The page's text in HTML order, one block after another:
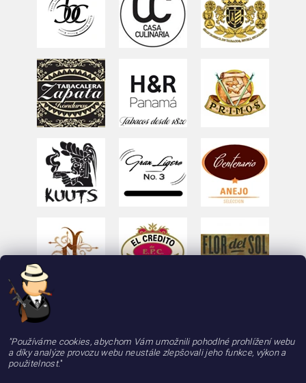
"Používáme cookies, abychom Vám umožnili pohodlné prohlížení webu
a díky analýze provozu webu neustále zlepšovali jeho funkce, výkon a
použitelnost."